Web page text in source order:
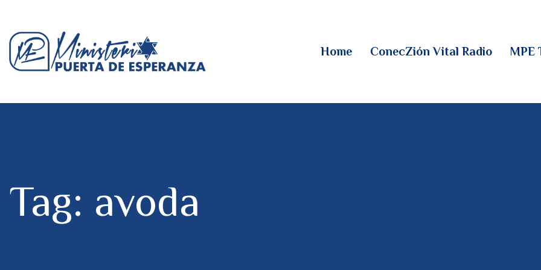
Home ConecZión Vital Radio MPE
Tag: avoda
CONECZIÓN VITAL
MPE TV